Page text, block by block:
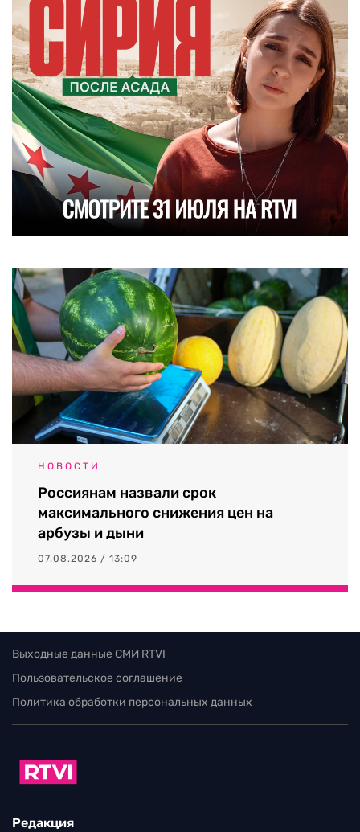
НОВОСТИ
Россиянам назвали срок
максимального снижения цен на
арбузы и дыни
07.08.2026 / 13:09
Выходные данные СМИ RTVI
Пользовательское соглашение
Политика обработки персональных данных
Редакция